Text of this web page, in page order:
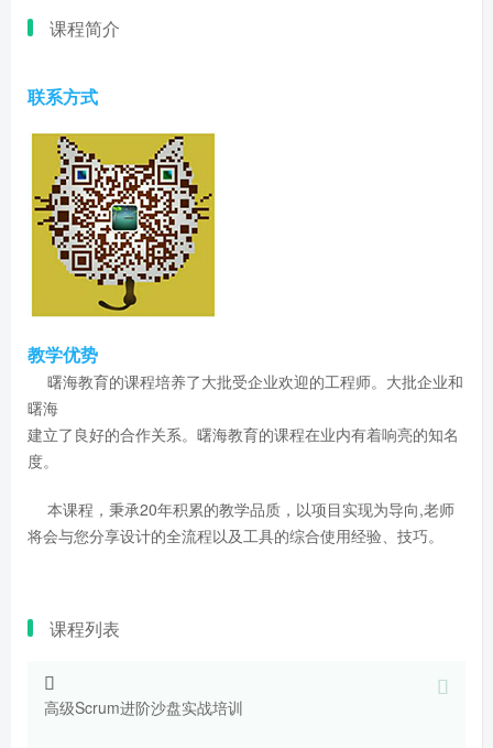
课程简介
联系方式
教学优势
曙海教育的课程培养了大批受企业欢迎的工程师。大批企业和
曙海
建立了良好的合作关系。曙海教育的课程在业内有着响亮的知名
度。
本课程，秉承20年积累的教学品质，以项目实现为导向,老师
将会与您分享设计的全流程以及工具的综合使用经验、技巧。
课程列表
高级Scrum进阶沙盘实战培训